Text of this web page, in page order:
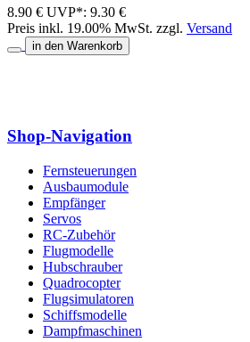
8.90 € UVP*: 9.30 €
Preis inkl. 19.00% MwSt. zzgl. Versand
in den Warenkorb
Shop-Navigation
Fernsteuerungen
Ausbaumodule
Empfänger
Servos
RC-Zubehör
Flugmodelle
Hubschrauber
Quadrocopter
Flugsimulatoren
Schiffsmodelle
Dampfmaschinen